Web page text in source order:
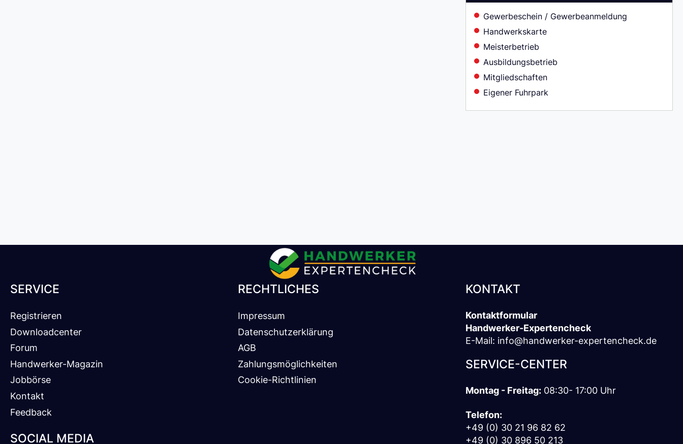
Gewerbeschein / Gewerbeanmeldung
Handwerkskarte
Meisterbetrieb
Ausbildungsbetrieb
Mitgliedschaften
Eigener Fuhrpark
SERVICE
Registrieren
Downloadcenter
Forum
Handwerker-Magazin
Jobbörse
Kontakt
Feedback
SOCIAL MEDIA
RECHTLICHES
Impressum
Datenschutzerklärung
AGB
Zahlungsmöglichkeiten
Cookie-Richtlinien
KONTAKT
Kontaktformular
Handwerker-Expertencheck
E-Mail: info@handwerker-expertencheck.de
SERVICE-CENTER
Montag - Freitag: 08:30- 17:00 Uhr
Telefon:
+49 (0) 30 21 96 82 62
+49 (0) 30 896 50 213